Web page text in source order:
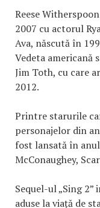
Reese
2007 cu actorul
Ava, născută în
Vedeta americană
Jim Toth, cu care
2012.
Printre starurile
personajelor din
fost lansată în
McConaughey,
Sequel-ul „Sing
aduse la viață de